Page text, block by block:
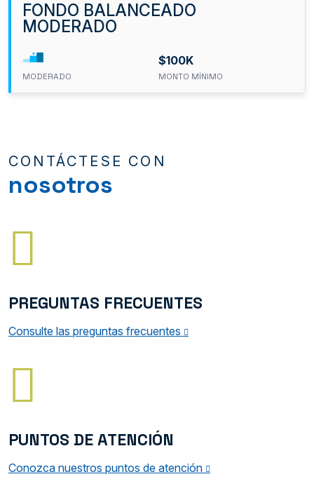
FONDO BALANCEADO
MODERADO
MODERADO
$100K
MONTO MÍNIMO
CONTÁCTESE CON
nosotros
PREGUNTAS FRECUENTES
Consulte las preguntas frecuentes
PUNTOS DE ATENCIÓN
Conozca nuestros puntos de atención